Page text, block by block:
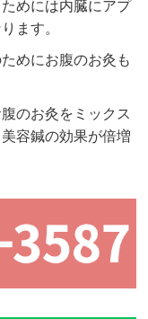
めには内臓にアプ
ます。
めにお腹のお灸も
のお灸をミックス
容鍼の効果が倍増